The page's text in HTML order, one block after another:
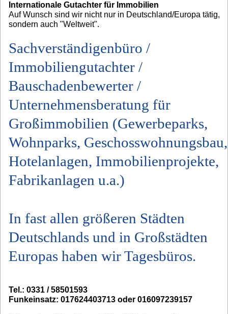
Internationale Gutachter für Immobilien
Auf Wunsch sind wir nicht nur in Deutschland/Europa tätig,
sondern auch "Weltweit".
Sachverständigenbüro /
Immobiliengutachter /
Bauschadenbewerter /
Unternehmensberatung für
Großimmobilien (Gewerbeparks,
Wohnparks, Geschosswohnungsbau,
Hotelanlagen, Immobilienprojekte,
Fabrikanlagen u.a.)
In fast allen größeren Städten
Deutschlands und in Großstädten
Europas haben wir Tagesbüros.
Tel.: 0331 / 58501593
Funkeinsatz: 017624403713 oder 016097239157